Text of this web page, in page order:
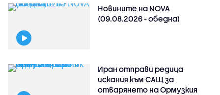
Новините на NOVA
(09.08.2026 - обедна)
Иран отправи редица
искания към САЩ за
отварянето на Ормузкия